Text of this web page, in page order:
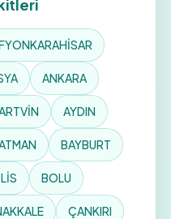
ANKARA
AYDIN
BAYBURT
BOLU
ÇANKIRI